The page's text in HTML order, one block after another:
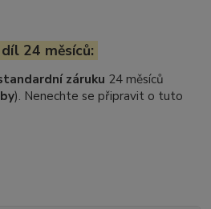
24 měsíců:
záruku 24 měsíců
). Nenechte se připravit o tuto